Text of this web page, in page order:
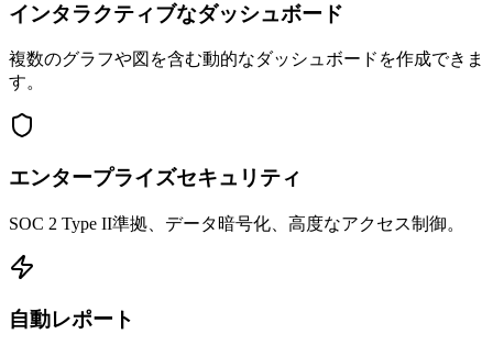
インタラクティブなダッシュボード
複数のグラフや図を含む動的なダッシュボードを作成できま
す。
エンタープライズセキュリティ
SOC 2 Type II準拠、データ暗号化、高度なアクセス制御。
自動レポート